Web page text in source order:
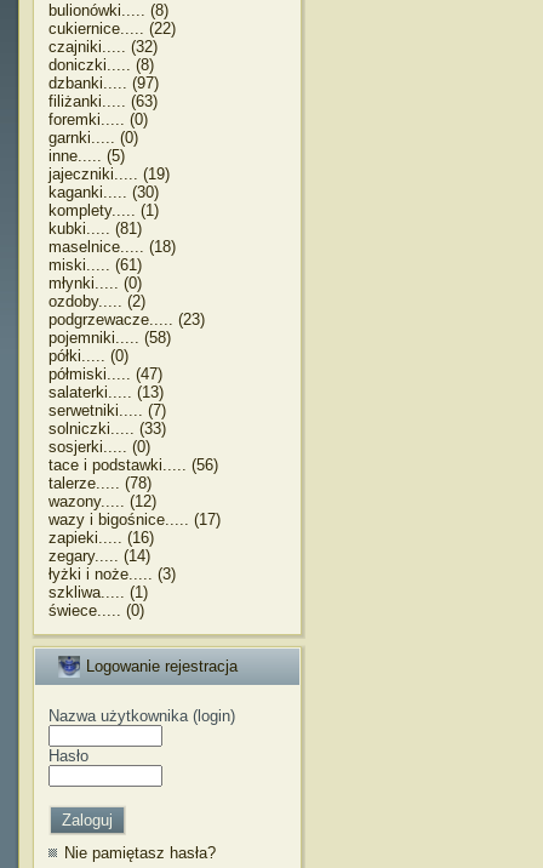
bulionówki..... (8)
cukiernice..... (22)
czajniki..... (32)
doniczki..... (8)
dzbanki..... (97)
filiżanki..... (63)
foremki..... (0)
garnki..... (0)
inne..... (5)
jajeczniki..... (19)
kaganki..... (30)
komplety..... (1)
kubki..... (81)
maselnice..... (18)
miski..... (61)
młynki..... (0)
ozdoby..... (2)
podgrzewacze..... (23)
pojemniki..... (58)
półki..... (0)
półmiski..... (47)
salaterki..... (13)
serwetniki..... (7)
solniczki..... (33)
sosjerki..... (0)
tace i podstawki..... (56)
talerze..... (78)
wazony..... (12)
wazy i bigośnice..... (17)
zapieki..... (16)
zegary..... (14)
łyżki i noże..... (3)
szkliwa..... (1)
świece..... (0)
Logowanie rejestracja
Nazwa użytkownika (login)
Hasło
Nie pamiętasz hasła?